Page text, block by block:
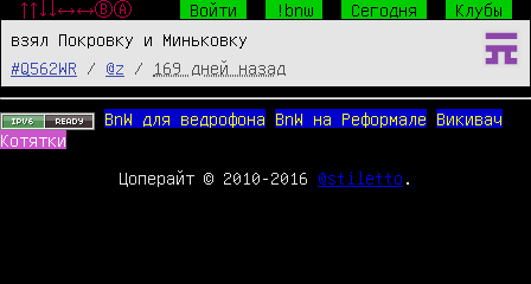
↑↑↓↓←→←→ⒷⒶ Войти !bnw Сегодня
Клубы
взял Покровку и Миньковку
#Q562WR
/ @z / 169 дней назад
BnW для ведрофона BnW на Реформале
Викивач
Котятки
Цоперайт © 2010-2016 @stiletto